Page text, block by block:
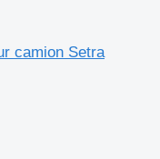
camion Setra